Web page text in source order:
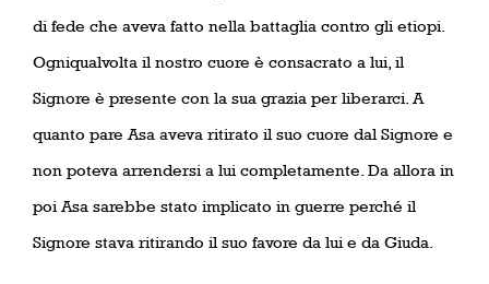
di fede che aveva fatto nella battaglia contro gli etiopi.
Ogniqualvolta il nostro cuore è consacrato a lui, il
Signore è presente con la sua grazia per liberarci. A
quanto pare Asa aveva ritirato il suo cuore dal Signore e
non poteva arrendersi a lui completamente. Da allora in
poi Asa sarebbe stato implicato in guerre perché il
Signore stava ritirando il suo favore da lui e da Giuda.